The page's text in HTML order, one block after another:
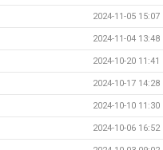
2024-11-05 15:07
2024-11-04 13:48
2024-10-20 11:41
2024-10-17 14:28
2024-10-10 11:30
2024-10-06 16:52